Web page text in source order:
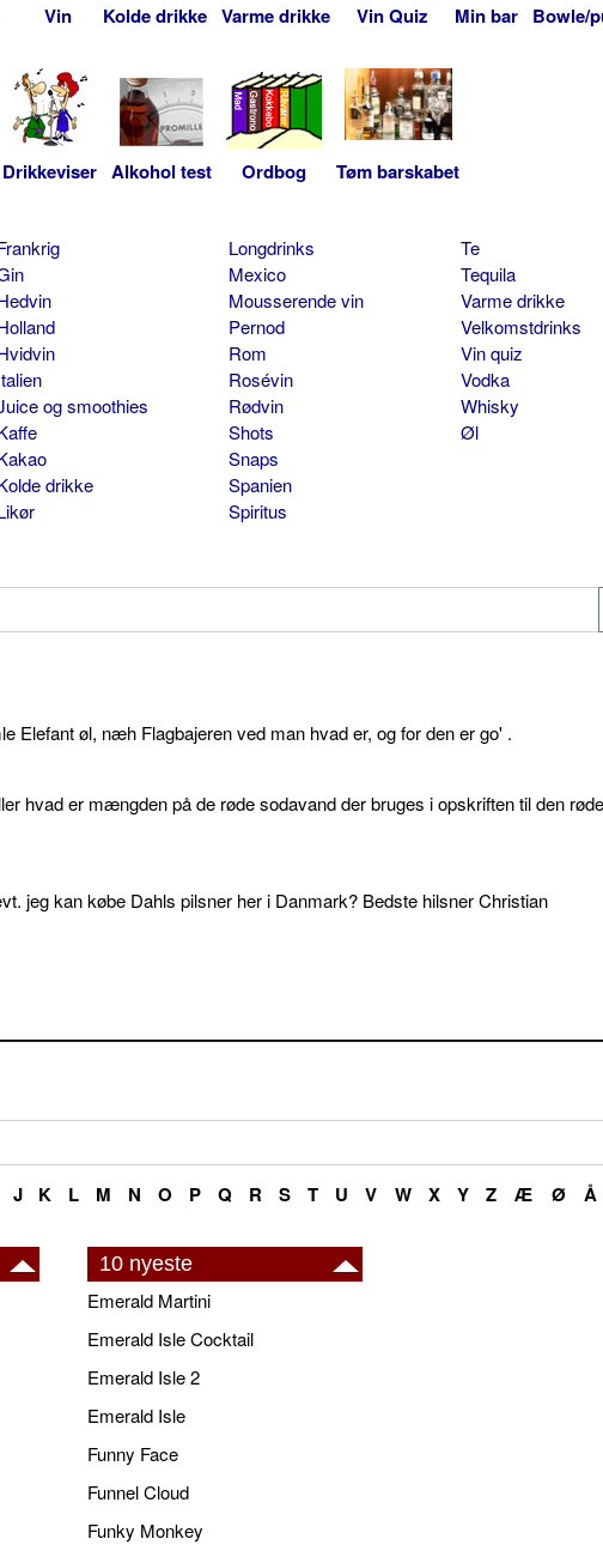
Vin Kolde drikke Varme drikke Vin Quiz Min bar Bowle/
Drikkeviser Alkohol test Ordbog Tøm barskabet
og smoothies
drikke
Longdrinks
Mexico
Mousserende vin
Pernod
Rom
Rosévin
Rødvin
Shots
Snaps
Spanien
Spiritus
Te
Tequila
Varme drikke
Velkomstdrinks
Vin quiz
Vodka
Whisky
Øl
Elefant øl, næh Flagbajeren ved man hvad er, og for den er go' .
hvad er mængden på de røde sodavand der bruges i opskriften til den
jeg kan købe Dahls pilsner her i Danmark? Bedste hilsner Christian
J K L M N O P Q R S T U V W X Y Z Æ Ø Å
10 nyeste
Emerald Martini
Emerald Isle Cocktail
Emerald Isle 2
Emerald Isle
Funny Face
Funnel Cloud
Funky Monkey